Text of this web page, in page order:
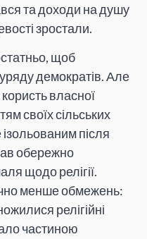
та доходи на душу
зростали.
щоб
демократів. Але
власної
своїх сільських
після
обережно
щодо релігії.
менше обмежень:
релігійні
частиною